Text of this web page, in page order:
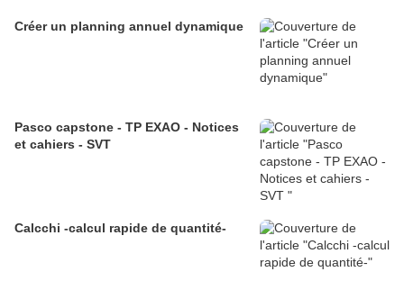
Créer un planning annuel dynamique
Pasco capstone - TP EXAO - Notices
et cahiers - SVT
Calcchi -calcul rapide de quantité-